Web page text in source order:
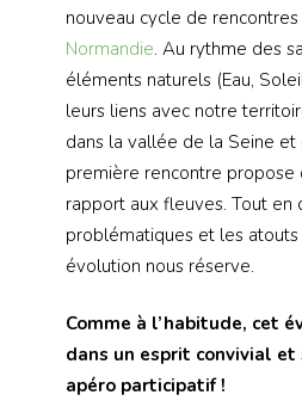
nouveau cycle de
Normandie. Au rythme des
éléments naturels (Eau,
leurs liens avec notre
dans la vallée de la Seine et
première rencontre propose
rapport aux fleuves. Tout en
problématiques et les
évolution nous réserve.
Comme à l’habitude, cet
dans un esprit convivial et
apéro participatif !